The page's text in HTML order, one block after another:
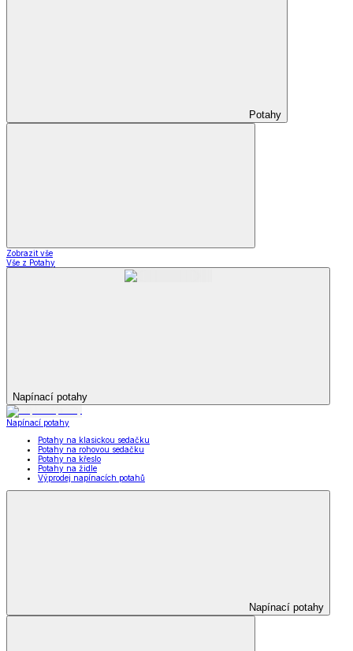
Potahy
Zobrazit vše
Vše z Potahy
Napínací potahy
Napínací potahy
Potahy na klasickou sedačku
Potahy na rohovou sedačku
Potahy na křeslo
Potahy na židle
Výprodej napínacích potahů
Napínací potahy